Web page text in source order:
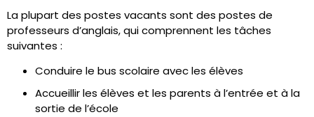
La plupart des postes vacants sont des postes de
professeurs d’anglais, qui comprennent les tâches
suivantes :
Conduire le bus scolaire avec les élèves
Accueillir les élèves et les parents à l’entrée et à la
sortie de l’école